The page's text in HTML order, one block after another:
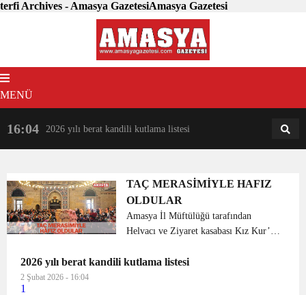
terfi Archives - Amasya GazetesiAmasya Gazetesi
MENÜ
16:04 2026 yılı berat kandili kutlama listesi 18:31
TAÇ MERASİMİYLE HAFIZ
OLDULAR
Amasya İl Müftülüğü tarafından
Helvacı ve Ziyaret kasabası Kız Kur’an
67 öğrencinin hafız unvanı aldı.
2026 yılı berat kandili kutlama listesi
2 Şubat 2026 - 16:04
1